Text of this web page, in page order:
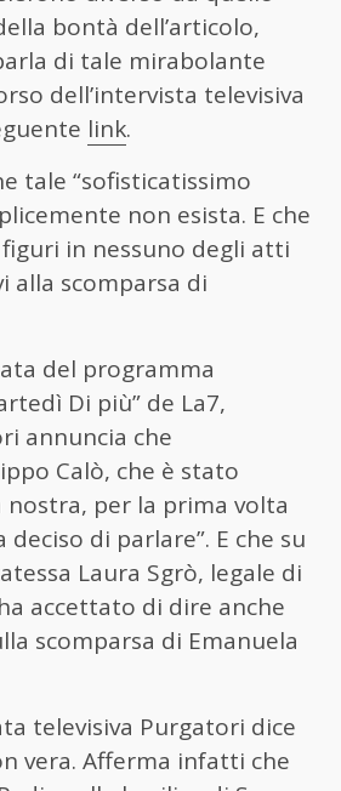
bontà dell’articolo,
di tale mirabolante
dell’intervista televisiva
link.
tale “sofisticatissimo
non esista. E che
in nessuno degli atti
alla scomparsa di
del programma
Di più” de La7,
annuncia che
Calò, che è stato
nostra, per la prima volta
di parlare”. E che su
Laura Sgrò, legale di
accettato di dire anche
scomparsa di Emanuela
televisiva Purgatori dice
vera. Afferma infatti che